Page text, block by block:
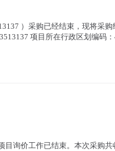
）采购已经结束，现将采购
项目所在行政区划编码
目询价工作已结束。本次采购